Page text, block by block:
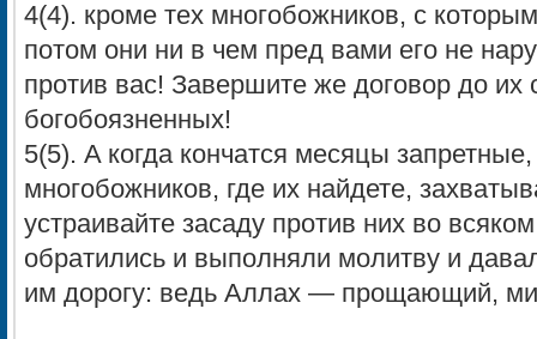
4(4). кроме тех многобожников, c
потом они ни в чем пред вами его не
против вас! Завершите же договор до
богобоязненных!
5(5). A когда кончатся месяцы
многобожников, где их найдете,
устраивайте засаду против них во
обратились и выполняли молитву и
им дорогу: ведь Аллах — прощающий,